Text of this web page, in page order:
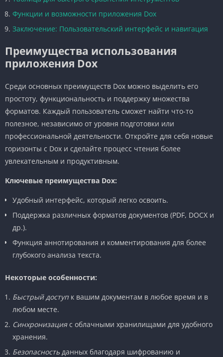
Функции и возможности приложения Dox
Заключение: Пользовательский интерфейс и навигация
Преимущества использования
приложения Dox
Среди основных преимуществ Dox можно выделить его
простоту, функциональность и поддержку множества
форматов. Каждый пользователь сможет найти что-то
полезное, независимо от уровня подготовки или
профессиональной деятельности. Откройте для себя новые
горизонты с Dox и сделайте процесс чтения более
увлекательным и продуктивным.
Ключевые преимущества Dox:
Удобный интерфейс, который легко освоить.
Поддержка различных форматов документов (PDF, DOCX и
др.).
Функция аннотирования и комментирования для более
глубокого анализа текста.
Некоторые особенности:
Быстрый доступ к вашим документам в любое время и в
любом месте.
Синхронизацияс облачными хранилищами для удобного
хранения.
Безопасность данных благодаря шифрованию и